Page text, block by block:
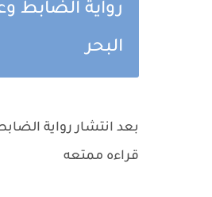
رواية الضابط
البحر
بعد انتشار رواية
قراءه ممتعه